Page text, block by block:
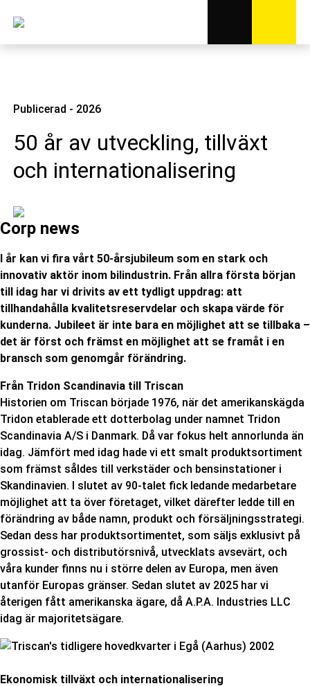
Publicerad - 2026
50 år av utveckling, tillväxt
och internationalisering
Corp news
I år kan vi fira vårt 50-årsjubileum som en stark och
innovativ aktör inom bilindustrin. Från allra första början
till idag har vi drivits av ett tydligt uppdrag: att
tillhandahålla kvalitetsreservdelar och skapa värde för
kunderna. Jubileet är inte bara en möjlighet att se tillbaka –
det är först och främst en möjlighet att se framåt i en
bransch som genomgår förändring.
Från Tridon Scandinavia till Triscan
Historien om Triscan började 1976, när det amerikanskägda
Tridon etablerade ett dotterbolag under namnet Tridon
Scandinavia A/S i Danmark. Då var fokus helt annorlunda än
idag. Jämfört med idag hade vi ett smalt produktsortiment
som främst såldes till verkstäder och bensinstationer i
Skandinavien. I slutet av 90-talet fick ledande medarbetare
möjlighet att ta över företaget, vilket därefter ledde till en
förändring av både namn, produkt och försäljningsstrategi.
Sedan dess har produktsortimentet, som säljs exklusivt på
grossist- och distributörsnivå, utvecklats avsevärt, och
våra kunder finns nu i större delen av Europa, men även
utanför Europas gränser. Sedan slutet av 2025 har vi
återigen fått amerikanska ägare, då A.P.A. Industries LLC
idag är majoritetsägare.
Ekonomisk tillväxt och internationalisering